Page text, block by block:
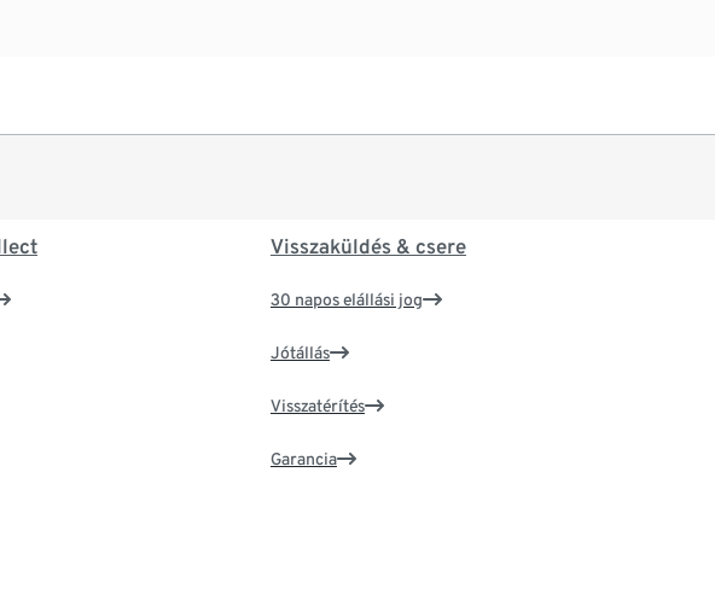
Visszaküldés & csere
30 napos elállási jog
Jótállás
Visszatérítés
Garancia